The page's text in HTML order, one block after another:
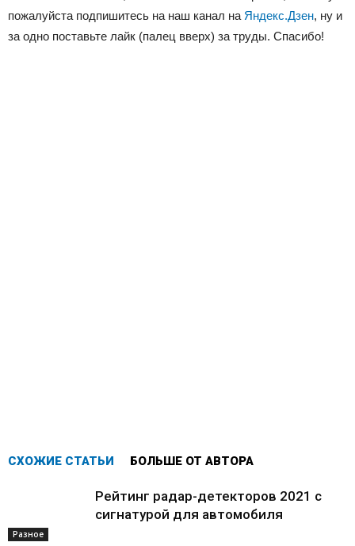
пожалуйста подпишитесь на наш канал на Яндекс.Дзен, ну и
за одно поставьте лайк (палец вверх) за труды. Спасибо!
СХОЖИЕ СТАТЬИ БОЛЬШЕ ОТ АВТОРА
Разное
Рейтинг радар-детекторов 2021 с
сигнатурой для автомобиля